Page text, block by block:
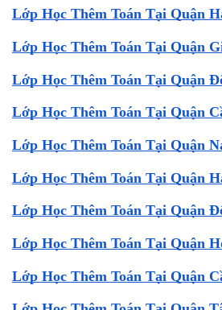
Lớp Học Thêm Toán Tại Quận
Lớp Học Thêm Toán Tại Quận
Lớp Học Thêm Toán Tại Quận
Lớp Học Thêm Toán Tại Quận
Lớp Học Thêm Toán Tại Quận
Lớp Học Thêm Toán Tại Quận
Lớp Học Thêm Toán Tại Quận
Lớp Học Thêm Toán Tại Quận
Lớp Học Thêm Toán Tại Quận